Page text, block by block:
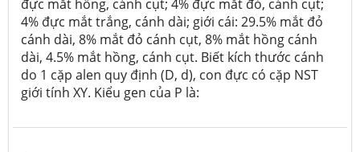
đực mắt hồng, cánh cụt; 4% đực mắt đỏ, cánh cụt;
4% đực mắt trắng, cánh dài; giới cái: 29.5% mắt đỏ
cánh dài, 8% mắt đỏ cánh cụt, 8% mắt hồng cánh
dài, 4.5% mắt hồng, cánh cụt. Biết kích thước cánh
do 1 cặp alen quy định (D, d), con đực có cặp NST
giới tính XY. Kiểu gen của P là: